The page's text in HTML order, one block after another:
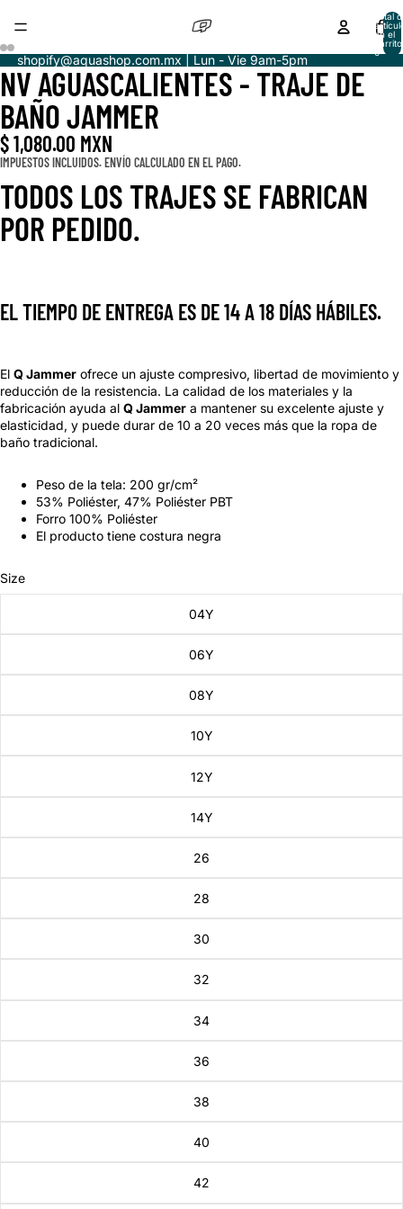
Total
en el
0
shopify@aquashop.com.mx | Lun - Vie 9am-5pm
ABRIR
IMAGEN
A
PANTALLA
COMPLETA
ABRIR
IMAGEN
A
PANTALLA
COMPLETA
ABRIR
IMAGEN
A
PANTALLA
COMPLETA
ABRIR
IMAGEN
A
PANTALLA
COMPLETA
NV AGUASCALIENTES - TRAJE DE
BAÑO JAMMER
$ 1,080.00 MXN
IMPUESTOS INCLUIDOS. ENVÍO CALCULADO EN EL PAGO.
TODOS LOS TRAJES SE FABRICAN
POR PEDIDO.
EL TIEMPO DE ENTREGA ES DE 14 A 18 DÍAS HÁBILES.
El Q Jammer ofrece un ajuste compresivo, libertad de movimiento y
reducción de la resistencia. La calidad de los materiales y la
fabricación ayuda al Q Jammer a mantener su excelente ajuste y
elasticidad, y puede durar de 10 a 20 veces más que la ropa de
baño tradicional.
Peso de la tela: 200 gr/cm²
53% Poliéster, 47% Poliéster PBT
Forro 100% Poliéster
El producto tiene costura negra
Size
04Y
06Y
08Y
10Y
12Y
14Y
26
28
30
32
34
36
38
40
42